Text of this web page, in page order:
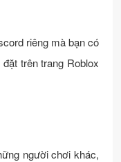
riêng mà bạn có
trên trang Roblox
người chơi khác,